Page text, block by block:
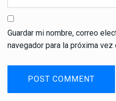
Guardar mi nombre, correo
navegador para la próxima vez